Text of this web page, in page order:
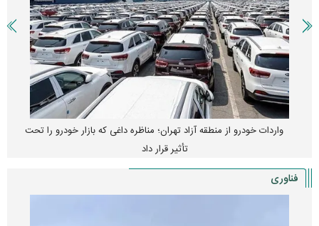
واردات خودرو از منطقه آزاد تهران؛ مناظره داغی که بازار خودرو را تحت
تأثیر قرار داد
فناوری